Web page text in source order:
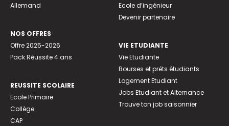
Allemand
NOS OFFRES
Offre 2025-2026
Pack Réussite 4 ans
REUSSITE SCOLAIRE
Ecole Primaire
Collège
CAP
Ecole d’ingénieur
Devenir partenaire
VIE ETUDIANTE
Vie Etudiante
Bourses et prêts étudiants
Logement Etudiant
Jobs Etudiant et Alternance
Trouve ton job saisonnier